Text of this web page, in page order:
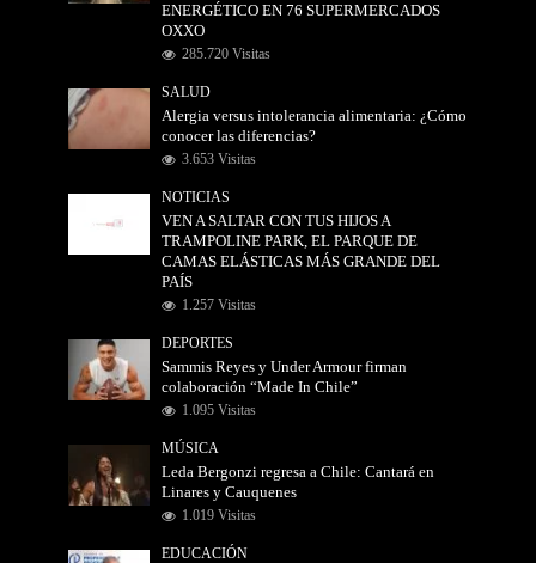
ENERGÉTICO EN 76 SUPERMERCADOS
OXXO
285.720 Visitas
SALUD
Alergia versus intolerancia alimentaria: ¿Cómo
conocer las diferencias?
3.653 Visitas
NOTICIAS
VEN A SALTAR CON TUS HIJOS A
TRAMPOLINE PARK, EL PARQUE DE
CAMAS ELÁSTICAS MÁS GRANDE DEL
PAÍS
1.257 Visitas
DEPORTES
Sammis Reyes y Under Armour firman
colaboración “Made In Chile”
1.095 Visitas
MÚSICA
Leda Bergonzi regresa a Chile: Cantará en
Linares y Cauquenes
1.019 Visitas
EDUCACIÓN